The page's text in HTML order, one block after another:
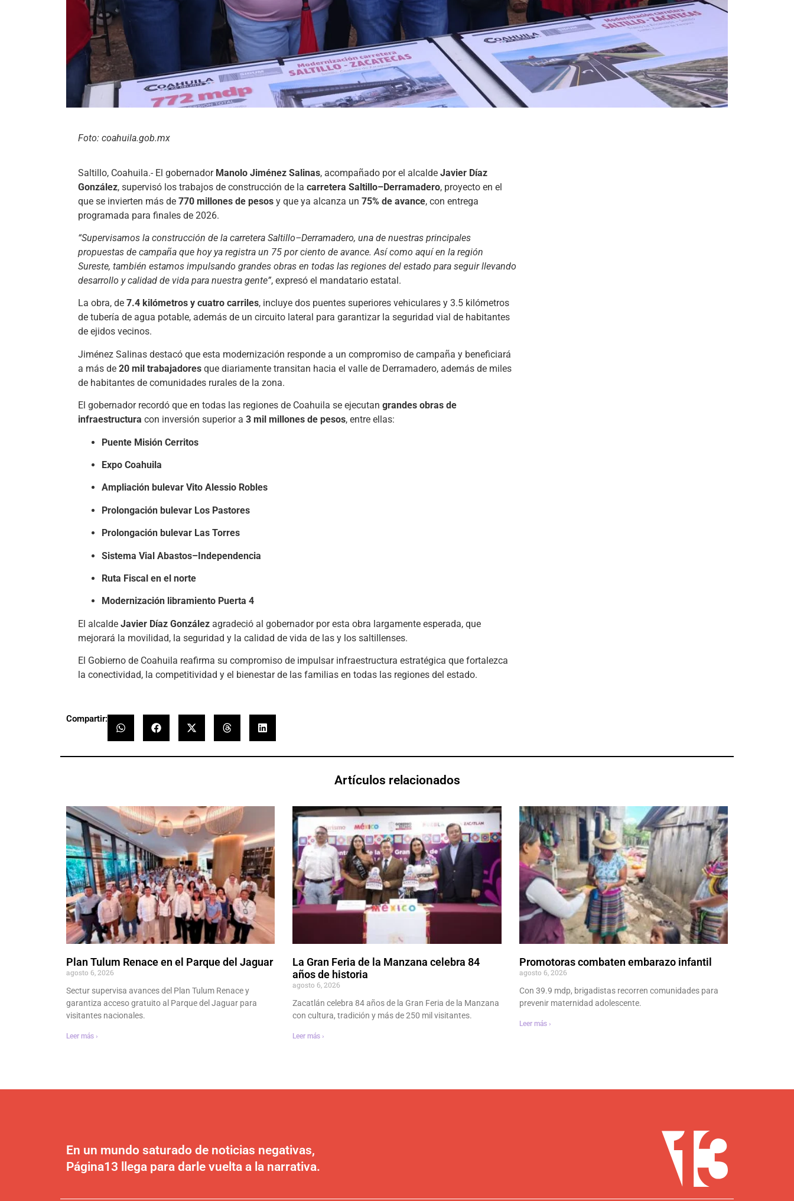
Foto: coahuila.gob.mx
Saltillo, Coahuila.- El gobernador Manolo Jiménez Salinas, acompañado por el alcalde Javier Díaz
González, supervisó los trabajos de construcción de la carretera Saltillo–Derramadero, proyecto en el
que se invierten más de 770 millones de pesos y que ya alcanza un 75% de avance, con entrega
programada para finales de 2026.
“Supervisamos la construcción de la carretera Saltillo–Derramadero, una de nuestras principales
propuestas de campaña que hoy ya registra un 75 por ciento de avance. Así como aquí en la región
Sureste, también estamos impulsando grandes obras en todas las regiones del estado para seguir llevando
desarrollo y calidad de vida para nuestra gente”, expresó el mandatario estatal.
La obra, de 7.4 kilómetros y cuatro carriles, incluye dos puentes superiores vehiculares y 3.5 kilómetros
de tubería de agua potable, además de un circuito lateral para garantizar la seguridad vial de habitantes
de ejidos vecinos.
Jiménez Salinas destacó que esta modernización responde a un compromiso de campaña y beneficiará
a más de 20 mil trabajadores que diariamente transitan hacia el valle de Derramadero, además de miles
de habitantes de comunidades rurales de la zona.
El gobernador recordó que en todas las regiones de Coahuila se ejecutan grandes obras de
infraestructura con inversión superior a 3 mil millones de pesos, entre ellas:
Puente Misión Cerritos
Expo Coahuila
Ampliación bulevar Vito Alessio Robles
Prolongación bulevar Los Pastores
Prolongación bulevar Las Torres
Sistema Vial Abastos–Independencia
Ruta Fiscal en el norte
Modernización libramiento Puerta 4
El alcalde Javier Díaz González agradeció al gobernador por esta obra largamente esperada, que
mejorará la movilidad, la seguridad y la calidad de vida de las y los saltillenses.
El Gobierno de Coahuila reafirma su compromiso de impulsar infraestructura estratégica que fortalezca
la conectividad, la competitividad y el bienestar de las familias en todas las regiones del estado.
Compartir:
Artículos relacionados
Plan Tulum Renace en el Parque del Jaguar
agosto 6, 2026
Sectur supervisa avances del Plan Tulum Renace y
garantiza acceso gratuito al Parque del Jaguar para
visitantes nacionales.
Leer más ›
La Gran Feria de la Manzana celebra 84
años de historia
agosto 6, 2026
Zacatlán celebra 84 años de la Gran Feria de la Manzana
con cultura, tradición y más de 250 mil visitantes.
Leer más ›
Promotoras combaten embarazo infantil
agosto 6, 2026
Con 39.9 mdp, brigadistas recorren comunidades para
prevenir maternidad adolescente.
Leer más ›
En un mundo saturado de noticias negativas,
Página13 llega para darle vuelta a la narrativa.